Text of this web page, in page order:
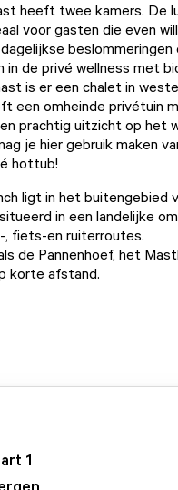
heeft twee kamers. De
voor gasten die even
beslommeringen
in de privé wellness met
is er een chalet in
een omheinde privétuin
prachtig uitzicht op het
je hier gebruik maken
hottub!
ligt in het buitengebied
in een landelijke
, fiets-en ruiterroutes.
de Pannenhoef, het
korte afstand.
1